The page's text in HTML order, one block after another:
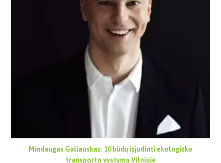
Mindaugas Galiauskas: 10 būdų išjudinti ekologiško
transporto vystymą Vilniuje